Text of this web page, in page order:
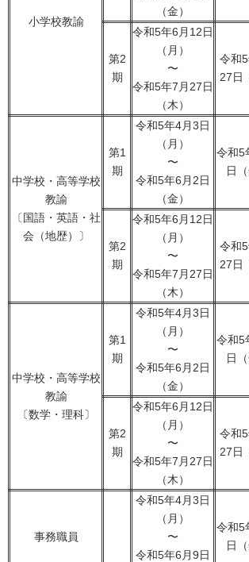
小学校教諭
（金）
第2
期
令和5年6月12日
（月）
〜
令和5年7月27日
（木）
令和
27日
中学校・高等学校
教諭
〔国語・英語・社
会（地歴）〕
第1
期
令和5年4月3日
（月）
〜
令和5年6月2日
（金）
令和5
日（
第2
期
令和5年6月12日
（月）
〜
令和5年7月27日
（木）
令和
27日
中学校・高等学校
教諭
〔数学・理科〕
第1
期
令和5年4月3日
（月）
〜
令和5年6月2日
（金）
令和5
日（
第2
期
令和5年6月12日
（月）
〜
令和5年7月27日
（木）
令和
27日
事務職員
令和5年4月3日
（月）
〜
令和5年6月9日
令和5
日（